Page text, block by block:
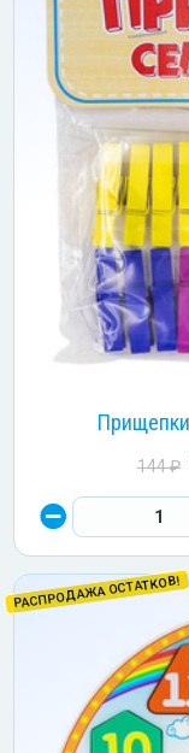
144 ₽
РАСПРОДАЖА ОСТАТКОВ!